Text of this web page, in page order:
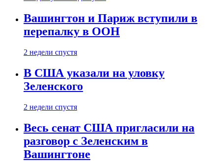
Вашингтон и Париж вступили в
перепалку в ООН
2 недели спустя
В США указали на уловку
Зеленского
2 недели спустя
Весь сенат США пригласили на
разговор с Зеленским в
Вашингтоне